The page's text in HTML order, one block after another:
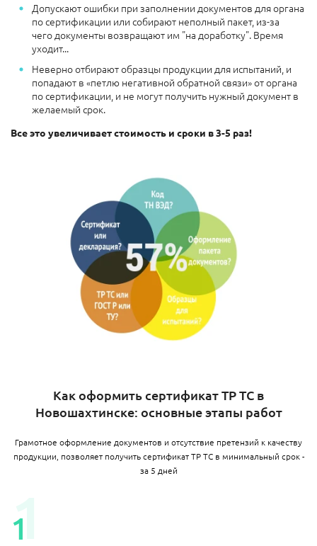
Допускают ошибки при заполнении документов для органа
по сертификации или собирают неполный пакет, из-за
чего документы возвращают им "на доработку". Время
уходит...
Неверно отбирают образцы продукции для испытаний, и
попадают в «петлю негативной обратной связи» от органа
по сертификации, и не могут получить нужный документ в
желаемый срок.
Все это увеличивает стоимость и сроки в 3-5 раз!
Как оформить сертификат ТР ТС в
Новошахтинске: основные этапы работ
Грамотное оформление документов и отсутствие претензий к качеству
продукции, позволяет получить сертификат ТР ТС в минимальный срок -
за 5 дней